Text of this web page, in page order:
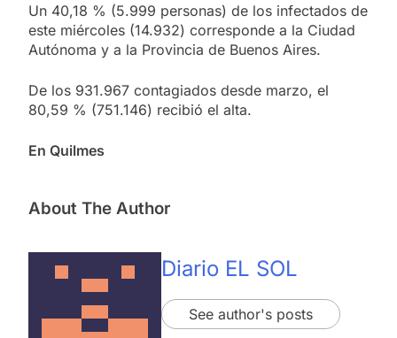
Un 40,18 % (5.999 personas) de los infectados de
este miércoles (14.932) corresponde a la Ciudad
Autónoma y a la Provincia de Buenos Aires.
De los 931.967 contagiados desde marzo, el
80,59 % (751.146) recibió el alta.
En Quilmes
About The Author
Diario EL SOL
See author's posts